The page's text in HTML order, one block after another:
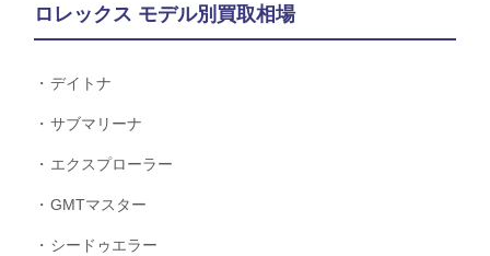
ロレックス モデル別買取相場
デイトナ
サブマリーナ
エクスプローラー
GMTマスター
シードゥエラー